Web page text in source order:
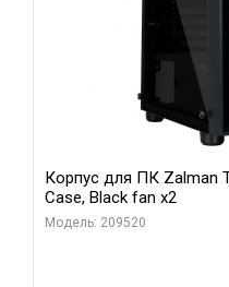
Корпус для ПК Zalman
Case, Black fan x2
Модель: 209520